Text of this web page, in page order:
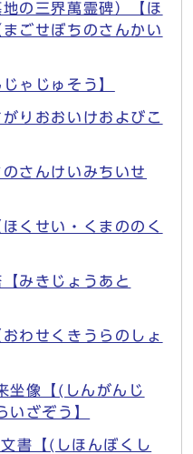
の三界萬霊碑）【ほ
ごせぼちのさんかい
ゃじゅそう】
りおおいけおよびこ
さんけいみちいせ
くせい・くまののく
みきじょうあと
わせくきうらのしょ
坐像【(しんがんじ
いざぞう】
書【(しほんぼくし